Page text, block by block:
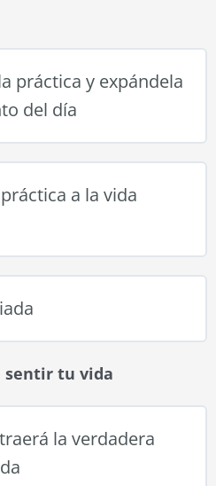
práctica y expándela
del día
a la vida
sentir tu vida
la verdadera